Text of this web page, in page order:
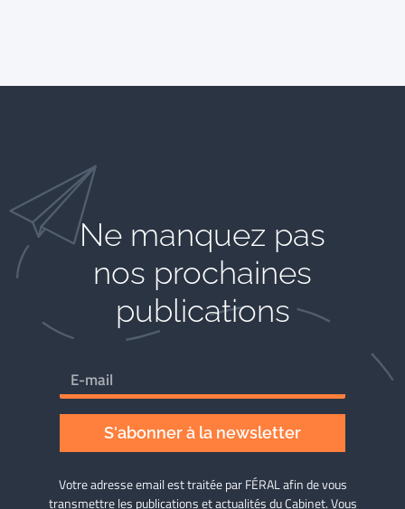
Ne manquez pas
nos prochaines
publications
S'abonner à la newsletter
Votre adresse email est traitée par FÉRAL afin de vous
transmettre les publications et actualités du Cabinet. Vous